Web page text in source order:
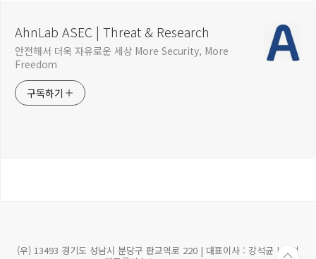
AhnLab ASEC | Threat & Research
안전해서 더욱 자유로운 세상 More Security, More
Freedom
구독하기
(우) 13493 경기도 성남시 분당구 판교역로 220 | 대표이사 : 강석균 | 사업